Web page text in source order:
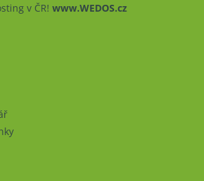
v ČR! www.WEDOS.cz